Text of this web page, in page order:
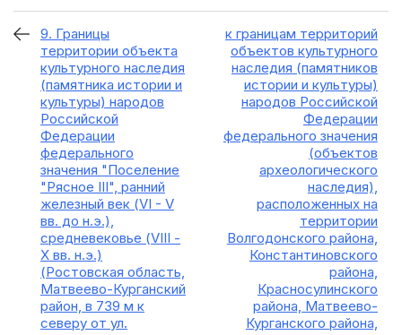
9. Границы
территории объекта
культурного наследия
(памятника истории и
культуры) народов
Российской
Федерации
федерального
значения "Поселение
"Рясное III", ранний
железный век (VI - V
вв. до н.э.),
средневековье (VIII -
X вв. н.э.)
(Ростовская область,
Матвеево-Курганский
район, в 739 м к
северу от ул.
к границам территорий
объектов культурного
наследия (памятников
истории и культуры)
народов Российской
Федерации
федерального значения
(объектов
археологического
наследия),
расположенных на
территории
Волгодонского района,
Константиновского
района,
Красносулинского
района, Матвеево-
Курганского района,